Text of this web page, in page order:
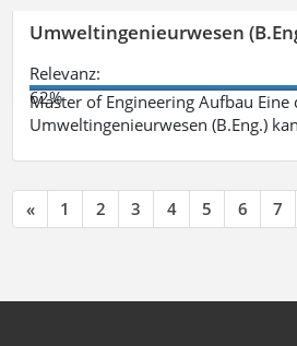
Umweltingenieurwesen
Relevanz:
62%
Master of Engineering Aufbau
Umweltingenieurwesen (B.Eng.)
« 1 2 3 4 5 6 7